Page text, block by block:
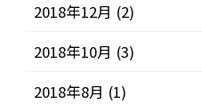
2018年12月 (2)
2018年10月 (3)
2018年8月 (1)